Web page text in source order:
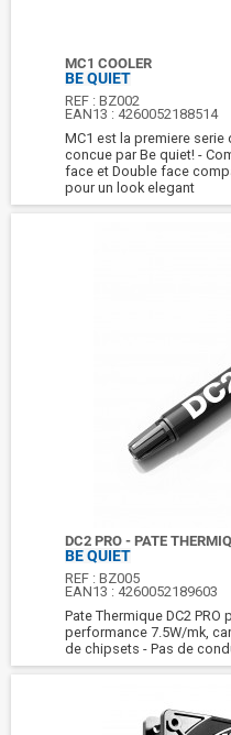
MC1 COOLER
BE QUIET
REF :BZ002
EAN13 : 4260052188514
MC1 est la premiere serie
concue par Be quiet! -
face et Double face
pour un look elegant
DC2 PRO - PATE
BE QUIET
REF :BZ005
EAN13 : 4260052189603
Pate Thermique DC2
performance 7.5W/mk,
de chipsets - Pas de